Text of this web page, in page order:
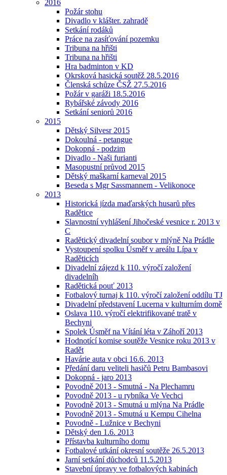
2016
Požár stohu
Divadlo v klášter. zahradě
Setkání rodáků
Práce na zasíťování pozemku
Tribuna na hřišti
Tribuna na hřišti
Hra badminton v KD
Okrsková hasická soutěž 28.5.2016
Členská schůze ČSŽ 27.5.2016
Požár v garáži 18.5.2016
Rybářské závody 2016
Setkání seniorů 2016
2015
Dětský Silvesr 2015
Dokoulná - petangue
Dokopná - podzim
Divadlo - Naši furianti
Masopustní průvod 2015
Dětský maškarní karneval 2015
Beseda s Mgr Sassmannem - Velikonoce
2013
Historická jízda maďarských husarů přes
Radětice
Slavnostní vyhlášení Jihočeské vesnice r. 2013 v
C
Radětický divadelní soubor v mlýně Na Prádle
Vystoupení spolku Úsměf v areálu Lípa v
Raděticích
Divadelní zájezd k 110. výročí založení
divadelníh
Radětická pouť 2013
Fotbalový turnaj k 110. výročí založení oddílu TJ
Divadelní představení Lucerna v kulturním domě
Oslava 110. výročí elektrifikované tratě v
Bechyni
Spolek Úsměf na Vítání léta v Záhoří 2013
Hodnotící komise soutěže Vesnice roku 2013 v
Radět
Havárie auta v obci 16.6. 2013
Předání daru veliteli hasičů Petru Bambasovi
Dokopná - jaro 2013
Povodně 2013 - Smutná - Na Plechamru
Povodně 2013 - u rybníka Ve Vechci
Povodně 2013 - Smutná u mlýna Na Prádle
Povodně 2013 - Smutná u Kempu Cihelna
Povodně - Lužnice v Bechyni
Dětský den 1.6. 2013
Přístavba kulturního domu
Fotbalové utkání okresní soutěže 26.5.2013
Jarní setkání důchodců 11.5.2013
Stavební úpravy ve fotbalových kabinách